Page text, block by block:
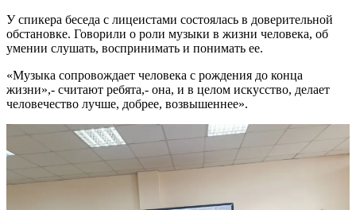
У спикера беседа с лицеистами состоялась в доверительной
обстановке. Говорили о роли музыки в жизни человека, об
умении слушать, воспринимать и понимать ее.
«Музыка сопровождает человека с рождения до конца
жизни»,- считают ребята,- она, и в целом искусство, делает
человечество лучше, добрее, возвышеннее».